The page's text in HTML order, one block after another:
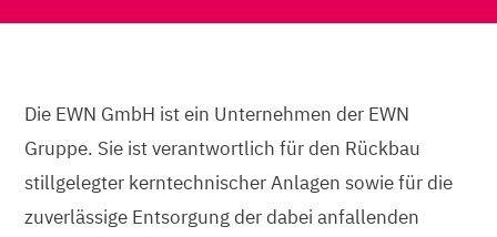
Die EWN GmbH ist ein Unternehmen der EWN
Gruppe. Sie ist verantwortlich für den Rückbau
stillgelegter kerntechnischer Anlagen sowie für die
zuverlässige Entsorgung der dabei anfallenden